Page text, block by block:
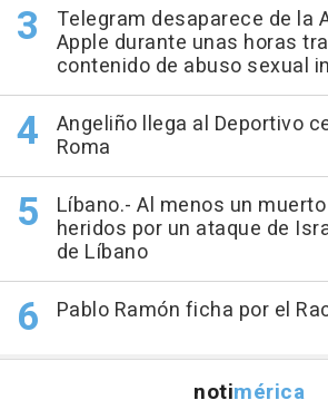
Telegram desaparece de la
Apple durante unas horas
contenido de abuso sexual
Angeliño llega al Deportivo
Roma
Líbano.- Al menos un
heridos por un ataque de
de Líbano
Pablo Ramón ficha por el
notimérica